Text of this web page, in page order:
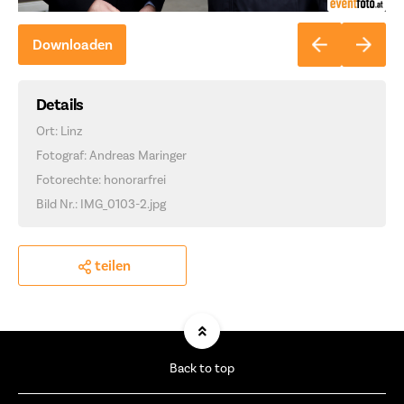
Downloaden
Details
Ort: Linz
Fotograf: Andreas Maringer
Fotorechte: honorarfrei
Bild Nr.: IMG_0103-2.jpg
teilen
Back to top